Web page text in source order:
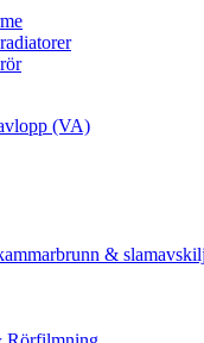
(VA)
&